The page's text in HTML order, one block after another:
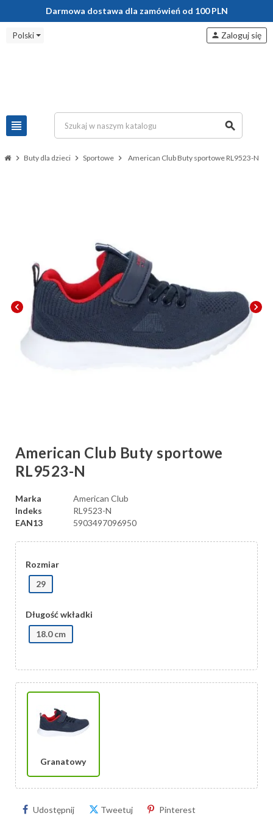
Darmowa dostawa dla zamówień od 100 PLN
Polski
view_headline search
person Zaloguj się
chevron_right Buty dla dzieci chevron_right Sportowe chevron_right American Club Buty sportowe RL9523-N
chevron_left chevron_right
American Club Buty sportowe
RL9523-N
Marka
American Club
Indeks
RL9523-N
EAN13
5903497096950
Rozmiar
29
Długość wkładki
18.0 cm
Granatowy
Udostępnij Tweetuj Pinterest